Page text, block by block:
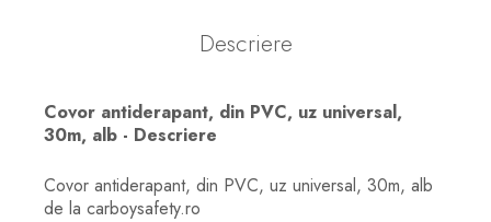
Descriere
Covor antiderapant, din PVC, uz universal,
30m, alb - Descriere
Covor antiderapant, din PVC, uz universal, 30m, alb
de la carboysafety.ro